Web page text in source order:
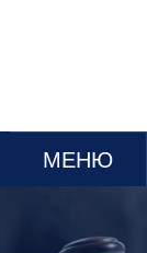
МЕНЮ